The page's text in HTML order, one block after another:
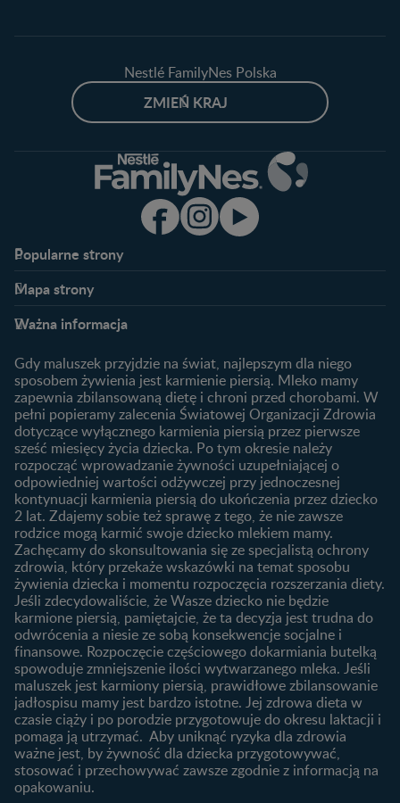
Nestlé FamilyNes Polska
ZMIEŃ KRAJ
Popularne strony​
Kontakt
FAQ
Produkty
Wyszukiwarka produktów
Nasze marki
Mapa strony​
Plamienie implantacyjne –
Jak zaplanować płeć
dziecka?
Jak rozpoznać dni płodne?
Badania przed ciążą
Planowanie urlopu
macierzyńskiego
1. trymestr ciąży
2. trymestr ciąży
3. trymestr ciąży
Rozwój dziecka
Kalendarz rozwoju dziecka
Skoki rozwojowe
Ząbkowanie u niemowląt
Żywienie dziecka
10 sposobów jak poprawić
laktację
Jakie mleko następne
wybrać dla dziecka?
Jak rozszerzać dietę
niemowlaka?
Przydatne materiały dla
rodziców
Poradniki dla rodziców
Karty do zdjęć dla
Maluszka
Materiały do pobrania
Narzędzia dla rodziców
Ważna informacja
Gdy maluszek przyjdzie na świat, najlepszym dla niego
sposobem żywienia jest karmienie piersią. Mleko mamy
zapewnia zbilansowaną dietę i chroni przed chorobami. W
pełni popieramy zalecenia Światowej Organizacji Zdrowia
dotyczące wyłącznego karmienia piersią przez pierwsze
sześć miesięcy życia dziecka. Po tym okresie należy
rozpocząć wprowadzanie żywności uzupełniającej o
odpowiedniej wartości odżywczej przy jednoczesnej
kontynuacji karmienia piersią do ukończenia przez dziecko
2 lat. Zdajemy sobie też sprawę z tego, że nie zawsze
rodzice mogą karmić swoje dziecko mlekiem mamy.
Zachęcamy do skonsultowania się ze specjalistą ochrony
zdrowia, który przekaże wskazówki na temat sposobu
żywienia dziecka i momentu rozpoczęcia rozszerzania diety.
Jeśli zdecydowaliście, że Wasze dziecko nie będzie
karmione piersią, pamiętajcie, że ta decyzja jest trudna do
odwrócenia a niesie ze sobą konsekwencje socjalne i
finansowe. Rozpoczęcie częściowego dokarmiania butelką
spowoduje zmniejszenie ilości wytwarzanego mleka. Jeśli
maluszek jest karmiony piersią, prawidłowe zbilansowanie
jadłospisu mamy jest bardzo istotne. Jej zdrowa dieta w
czasie ciąży i po porodzie przygotowuje do okresu laktacji i
pomaga ją utrzymać. Aby uniknąć ryzyka dla zdrowia
ważne jest, by żywność dla dziecka przygotowywać,
stosować i przechowywać zawsze zgodnie z informacją na
opakowaniu.